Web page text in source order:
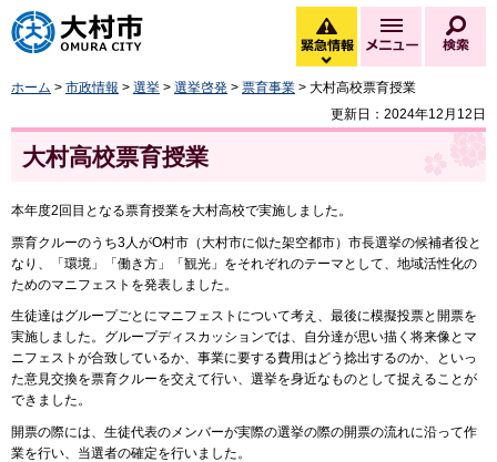
大村市
緊急情報
緊急情報を開く
メニュー
ホーム > 市政情報 > 選挙 > 選挙啓発 > 票育事業 > 大村高校票育授業
更新日：2024年12月12日
大村高校票育授業
本年度2回目となる票育授業を大村高校で実施しました。
票育クルーのうち3人がO村市（大村市に似た架空都市）市長選挙の候補者役と
なり、「環境」「働き方」「観光」をそれぞれのテーマとして、地域活性化の
ためのマニフェストを発表しました。
生徒達はグループごとにマニフェストについて考え、最後に模擬投票と開票を
実施しました。グループディスカッションでは、自分達が思い描く将来像とマ
ニフェストが合致しているか、事業に要する費用はどう捻出するのか、といっ
た意見交換を票育クルーを交えて行い、選挙を身近なものとして捉えることが
できました。
開票の際には、生徒代表のメンバーが実際の選挙の際の開票の流れに沿って作
業を行い、当選者の確定を行いました。